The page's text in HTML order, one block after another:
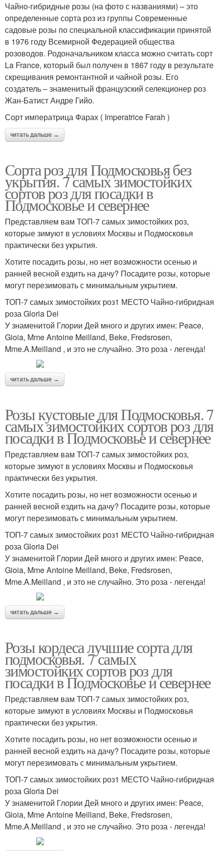
Чайно-гибридные розы (на фото с названиями) – это
определенные сорта роз из группы Современные
садовые розы по специальной классификации принятой
в 1976 году Всемирной Федерацией общества
розоводов. Родоначальником класса можно считать сорт
La France, который был получен в 1867 году в результате
скрещивания ремонтантной и чайной розы. Его
создатель – знаменитый французский селекционер роз
Жан-Батист Андре Гийо.
Сорт императрица Фарах ( Imperatrice Farah )
читать дальше →
Сорта роз для Подмосковья без
укрытия. 7 самых зимостойких
сортов роз для посадки в
Подмосковье и севернее
Представляем вам ТОП-7 самых зимостойких роз,
которые зимуют в условиях Москвы и Подмосковья
практически без укрытия.
Хотите посадить розы, но нет возможности осенью и
ранней весной ездить на дачу? Посадите розы, которые
могут перезимовать с минимальным укрытием.
ТОП-7 самых зимостойких роз1 МЕСТО Чайно-гибридная
роза Gloria Dei
У знаменитой Глории Дей много и других имен: Peace,
Gioia, Mme Antoine Meilland, Beke, Fredsrosen,
Mme.A.Meilland , и это не случайно. Это роза - легенда!
читать дальше →
Розы кустовые для Подмосковья. 7
самых зимостойких сортов роз для
посадки в Подмосковье и севернее
Представляем вам ТОП-7 самых зимостойких роз,
которые зимуют в условиях Москвы и Подмосковья
практически без укрытия.
Хотите посадить розы, но нет возможности осенью и
ранней весной ездить на дачу? Посадите розы, которые
могут перезимовать с минимальным укрытием.
ТОП-7 самых зимостойких роз1 МЕСТО Чайно-гибридная
роза Gloria Dei
У знаменитой Глории Дей много и других имен: Peace,
Gioia, Mme Antoine Meilland, Beke, Fredsrosen,
Mme.A.Meilland , и это не случайно. Это роза - легенда!
читать дальше →
Розы кордеса лучшие сорта для
подмосковья. 7 самых
зимостойких сортов роз для
посадки в Подмосковье и севернее
Представляем вам ТОП-7 самых зимостойких роз,
которые зимуют в условиях Москвы и Подмосковья
практически без укрытия.
Хотите посадить розы, но нет возможности осенью и
ранней весной ездить на дачу? Посадите розы, которые
могут перезимовать с минимальным укрытием.
ТОП-7 самых зимостойких роз1 МЕСТО Чайно-гибридная
роза Gloria Dei
У знаменитой Глории Дей много и других имен: Peace,
Gioia, Mme Antoine Meilland, Beke, Fredsrosen,
Mme.A.Meilland , и это не случайно. Это роза - легенда!